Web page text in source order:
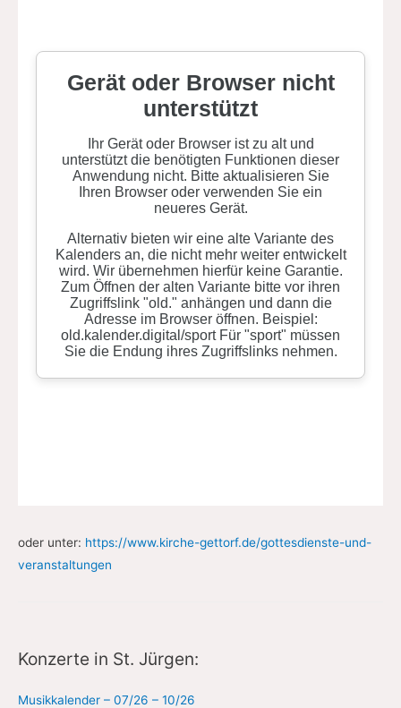
oder unter: https://www.kirche-gettorf.de/gottesdienste-und-
veranstaltungen
Konzerte in St. Jürgen:
Musikkalender – 07/26 – 10/26